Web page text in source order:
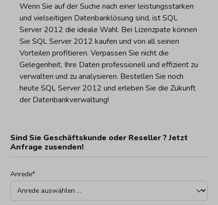
Wenn Sie auf der Suche nach einer leistungsstarken
und vielseitigen Datenbanklösung sind, ist SQL
Server 2012 die ideale Wahl. Bei Lizenzpate können
Sie SQL Server 2012 kaufen und von all seinen
Vorteilen profitieren. Verpassen Sie nicht die
Gelegenheit, Ihre Daten professionell und effizient zu
verwalten und zu analysieren. Bestellen Sie noch
heute SQL Server 2012 und erleben Sie die Zukunft
der Datenbankverwaltung!
Sind Sie Geschäftskunde oder Reseller ? Jetzt
Anfrage zusenden!
Anrede*